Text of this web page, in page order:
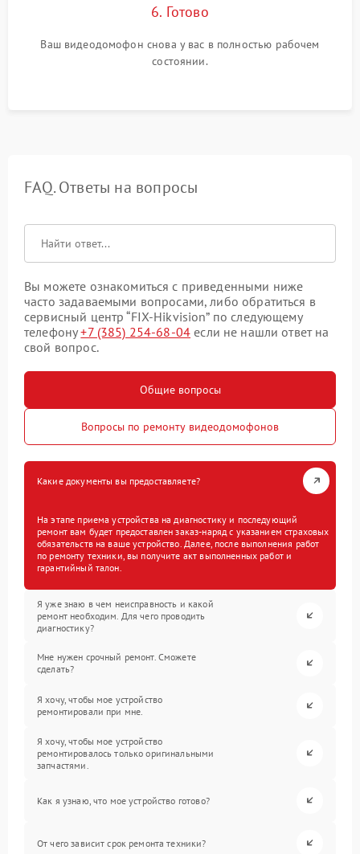
6. Готово
Ваш видеодомофон снова у вас в полностью рабочем
состоянии.
FAQ. Ответы на вопросы
Вы можете ознакомиться с приведенными ниже
часто задаваемыми вопросами, либо обратиться в
сервисный центр “FIX-Hikvision” по следующему
телефону+7 (385) 254-68-04 если не нашли ответ на
свой вопрос.
Общие вопросы
Вопросы по ремонту видеодомофонов
Какие документы вы предоставляете?
На этапе приема устройства на диагностику и последующий
ремонт вам будет предоставлен заказ-наряд с указанием страховых
обязательств на ваше устройство. Далее, после выполнения работ
по ремонту техники, вы получите акт выполненных работ и
гарантийный талон.
Я уже знаю в чем неисправность и какой
ремонт необходим. Для чего проводить
диагностику?
Мне нужен срочный ремонт. Сможете
сделать?
Я хочу, чтобы мое устройство
ремонтировали при мне.
Я хочу, чтобы мое устройство
ремонтировалось только оригинальными
запчастями.
Как я узнаю, что мое устройство готово?
От чего зависит срок ремонта техники?